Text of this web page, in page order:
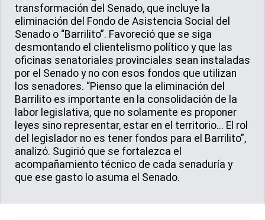
transformación del Senado, que incluye la
eliminación del Fondo de Asistencia Social del
Senado o “Barrilito”. Favoreció que se siga
desmontando el clientelismo político y que las
oficinas senatoriales provinciales sean instaladas
por el Senado y no con esos fondos que utilizan
los senadores. “Pienso que la eliminación del
Barrilito es importante en la consolidación de la
labor legislativa, que no solamente es proponer
leyes sino representar, estar en el territorio... El rol
del legislador no es tener fondos para el Barrilito”,
analizó. Sugirió que se fortalezca el
acompañamiento técnico de cada senaduría y
que ese gasto lo asuma el Senado.